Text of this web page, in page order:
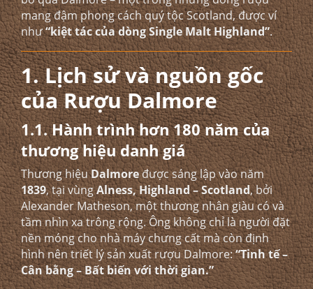
mang đậm phong cách quý tộc Scotland, được ví
như“kiệt tác của dòng Single Malt Highland”.
1. Lịch sử và nguồn gốc
của Rượu Dalmore
1.1. Hành trình hơn 180 năm của
thương hiệu danh giá
Thương hiệuDalmoređược sáng lập vào năm
1839, tại vùngAlness, Highland – Scotland, bởi
Alexander Matheson, một thương nhân giàu có và
tầm nhìn xa trông rộng. Ông không chỉ là người đặt
nền móng cho nhà máy chưng cất mà còn định
hình nên triết lý sản xuất rượu Dalmore:“Tinh tế –
Cân bằng – Bất biến với thời gian.”